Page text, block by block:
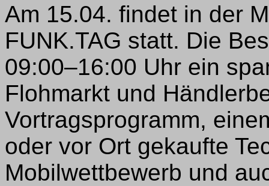
Am 15.04. findet in der
FUNK.TAG statt. Die
09:00–16:00 Uhr ein
Flohmarkt und
Vortragsprogramm,
oder vor Ort gekaufte
Mobilwettbewerb und